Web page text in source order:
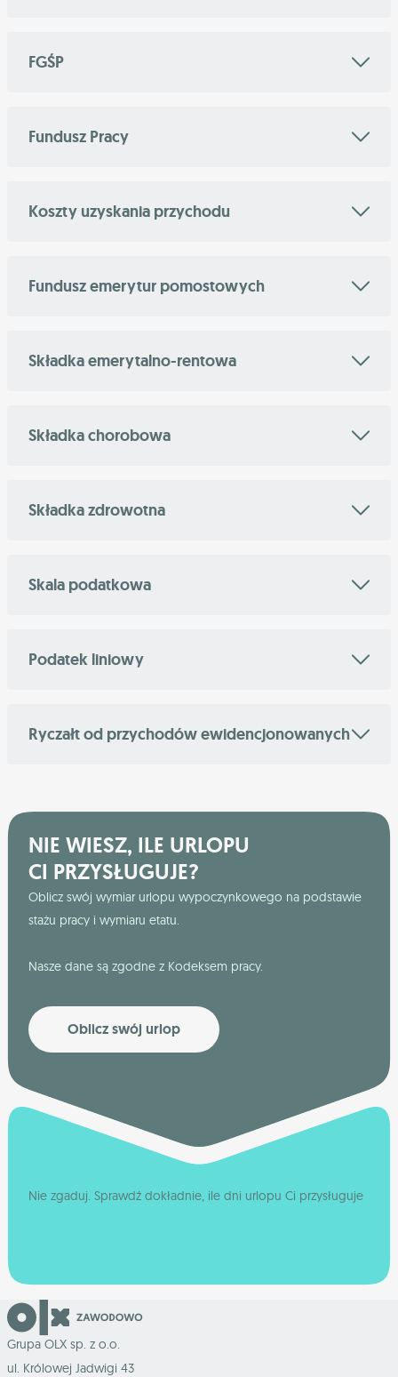
FGŚP
Fundusz Pracy
Koszty uzyskania przychodu
Fundusz emerytur pomostowych
Składka emerytalno-rentowa
Składka chorobowa
Składka zdrowotna
Skala podatkowa
Podatek liniowy
Ryczałt od przychodów ewidencjonowanych
NIE WIESZ, ILE URLOPU
CI PRZYSŁUGUJE?
Oblicz swój wymiar urlopu wypoczynkowego na podstawie
stażu pracy i wymiaru etatu.
Nasze dane są zgodne z Kodeksem pracy.
Oblicz swój urlop
Nie zgaduj. Sprawdź dokładnie, ile dni urlopu Ci przysługuje
Grupa OLX sp. z o.o.
ul. Królowej Jadwigi 43